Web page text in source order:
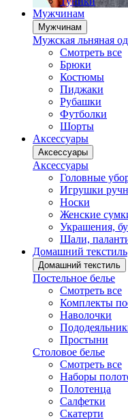
Мужчинам
Мужчинам
Мужская льняная
Смотреть все
Брюки
Костюмы
Пиджаки
Рубашки
Футболки
Шорты
Аксессуары
Аксессуары
Аксессуары
Головные
Игрушки
Носки
Женские
Украшения,
Шали,
Домашний текстиль
Домашний текстиль
Постельное белье
Смотреть все
Комплекты
Наволочки
Простыни
Столовое белье
Смотреть все
Наборы
Полотенца
Салфетки
Скатерти